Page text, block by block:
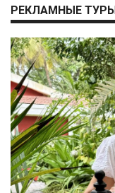
РЕКЛАМНЫЕ ТУРЫ